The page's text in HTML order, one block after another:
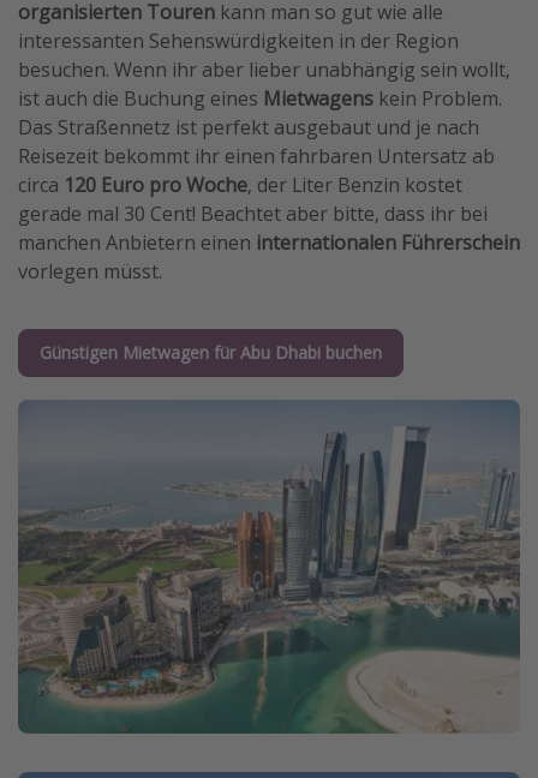
organisierten Touren kann man so gut wie alle
interessanten Sehenswürdigkeiten in der Region
besuchen. Wenn ihr aber lieber unabhängig sein wollt,
ist auch die Buchung eines Mietwagens kein Problem.
Das Straßennetz ist perfekt ausgebaut und je nach
Reisezeit bekommt ihr einen fahrbaren Untersatz ab
circa 120 Euro pro Woche, der Liter Benzin kostet
gerade mal 30 Cent! Beachtet aber bitte, dass ihr bei
manchen Anbietern einen internationalen Führerschein
vorlegen müsst.
Günstigen Mietwagen für Abu Dhabi buchen